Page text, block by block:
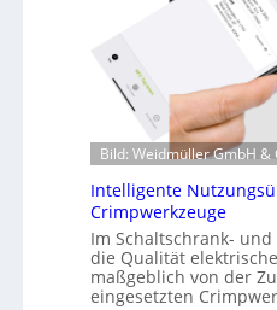
t
i
o
n
z
u
m
L
a
s
Bild: Weidmüller GmbH &
Intelligente
Crimpwerkzeuge
Im Schaltschrank-
die Qualität
maßgeblich von der
eingesetzten